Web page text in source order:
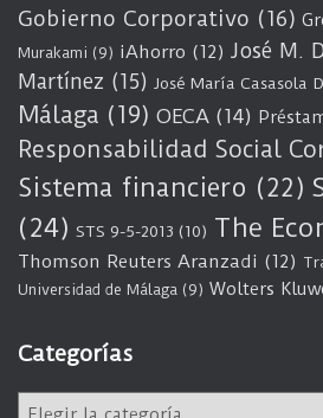
Gobierno Corporativo (16)
Murakami (9) iAhorro (12) José M.
Martínez (15) José María Casasola
Málaga (19) OECA (14)
Responsabilidad Social
Sistema financiero (22)
(24) STS 9-5-2013 (10) The
Thomson Reuters Aranzadi (12)
Universidad de Málaga (9) Wolters
Categorías